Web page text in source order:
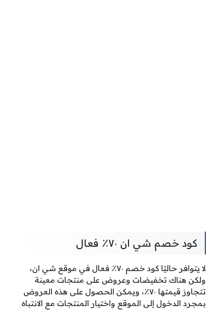
كود خصم شي ان ٧٠٪ فعال
لا يتوافر حاليًا كود خصم ٧٠٪ فعال في موقع شي ان،
ولكن هناك تخفيضات وعروض على منتجات معينة
تتجاوز قيمتها ٧٠٪، ويمكن الحصول على هذه العروض
بمجرد الدخول إلى الموقع واختيار المنتجات مع الانتباه